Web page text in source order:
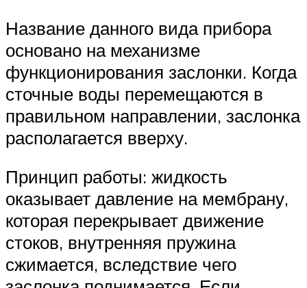
Название данного вида прибора
основано на механизме
функционирования заслонки. Когда
сточные воды перемещаются в
правильном направлении, заслонка
располагается вверху.
Принцип работы: жидкость
оказывает давление на мембрану,
которая перекрывает движение
стоков, внутренняя пружина
сжимается, вследствие чего